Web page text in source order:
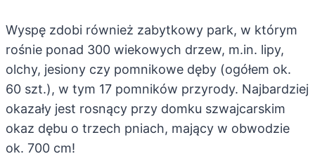
Wyspę zdobi również zabytkowy park, w którym
rośnie ponad 300 wiekowych drzew, m.in. lipy,
olchy, jesiony czy pomnikowe dęby (ogółem ok.
60 szt.), w tym 17 pomników przyrody. Najbardziej
okazały jest rosnący przy domku szwajcarskim
okaz dębu o trzech pniach, mający w obwodzie
ok. 700 cm!